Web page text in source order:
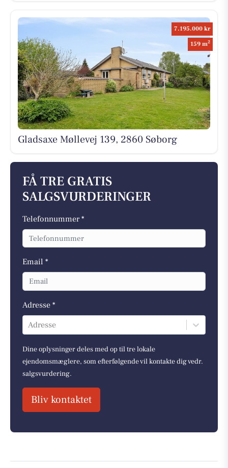
7.195.000 kr
159 m2
Gladsaxe Møllevej 139, 2860 Søborg
FÅ TRE GRATIS
SALGSVURDERINGER
Telefonnummer *
Email *
Adresse *
Adresse
Dine oplysninger deles med op til tre lokale
ejendomsmæglere, som efterfølgende vil kontakte dig vedr.
salgsvurdering.
Bliv kontaktet